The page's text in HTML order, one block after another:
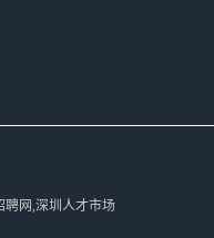
聘网,深圳人才市场